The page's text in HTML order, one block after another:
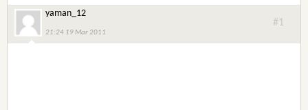
yaman_12
21:24 19 Mar 2011
#1